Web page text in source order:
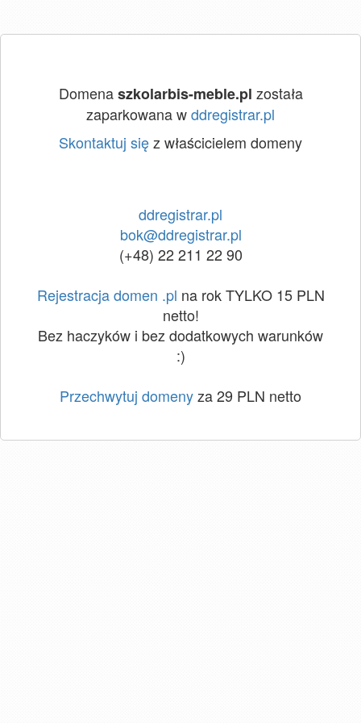
Domenaszkolarbis-meble.pl została
zaparkowana wddregistrar.pl
Skontaktuj sięz właścicielem domeny
ddregistrar.pl
bok@ddregistrar.pl
(+48) 22 211 22 90
Rejestracja domen .pl na rok TYLKO 15 PLN
netto!
Bez haczyków i bez dodatkowych warunków
:)
Przechwytuj domenyza 29 PLN netto